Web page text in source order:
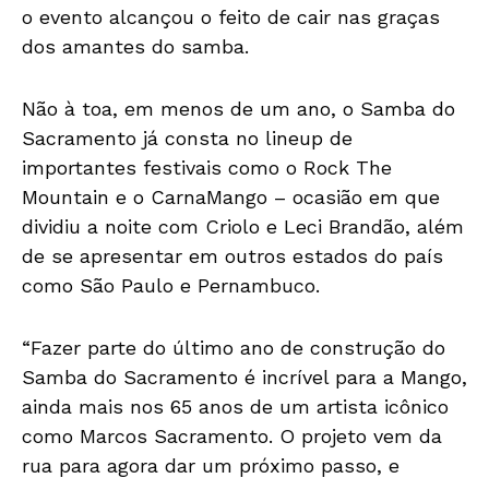
o evento alcançou o feito de cair nas graças
dos amantes do samba.
Não à toa, em menos de um ano, o Samba do
Sacramento já consta no lineup de
importantes festivais como o Rock The
Mountain e o CarnaMango – ocasião em que
dividiu a noite com Criolo e Leci Brandão, além
de se apresentar em outros estados do país
como São Paulo e Pernambuco.
“Fazer parte do último ano de construção do
Samba do Sacramento é incrível para a Mango,
ainda mais nos 65 anos de um artista icônico
como Marcos Sacramento. O projeto vem da
rua para agora dar um próximo passo, e